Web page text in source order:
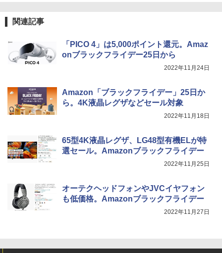
関連記事
「PICO 4」は5,000ポイント還元。Amaz
onブラックフライデー25日から
2022年11月24日
Amazon「ブラックフライデー」25日か
ら。4K液晶レグザなどセール対象
2022年11月18日
65型4K液晶レグザ、LG48型有機ELが特
選セール。Amazonブラックフライデー
2022年11月25日
オーテクヘッドフォンやJVCイヤフォン
も低価格。Amazonブラックフライデー
2022年11月27日